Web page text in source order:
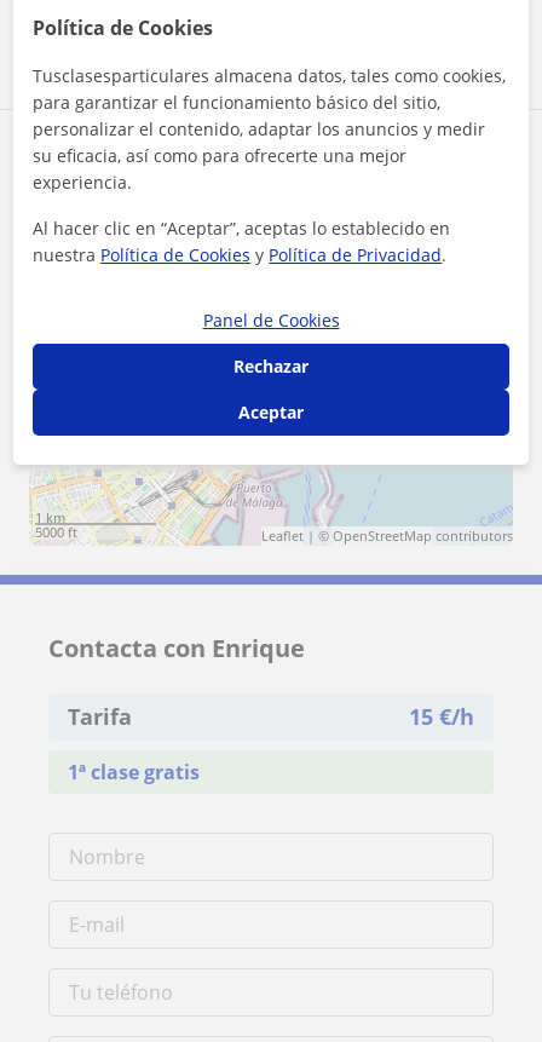
Zona de Enrique
Localidades a las que se desplaza para dar clase
Málaga (Ciudad)
+ −
1 km
5000 ft
Leaflet | © OpenStreetMap contributors
Contacta con Enrique
Tarifa 15 €/h
1ª clase gratis
Política de Cookies
Tusclasesparticulares almacena datos, tales como cookies,
para garantizar el funcionamiento básico del sitio,
personalizar el contenido, adaptar los anuncios y medir
su eficacia, así como para ofrecerte una mejor
experiencia.
Al hacer clic en “Aceptar”, aceptas lo establecido en
nuestra Política de Cookies y Política de Privacidad.
Panel de Cookies
Rechazar
Aceptar